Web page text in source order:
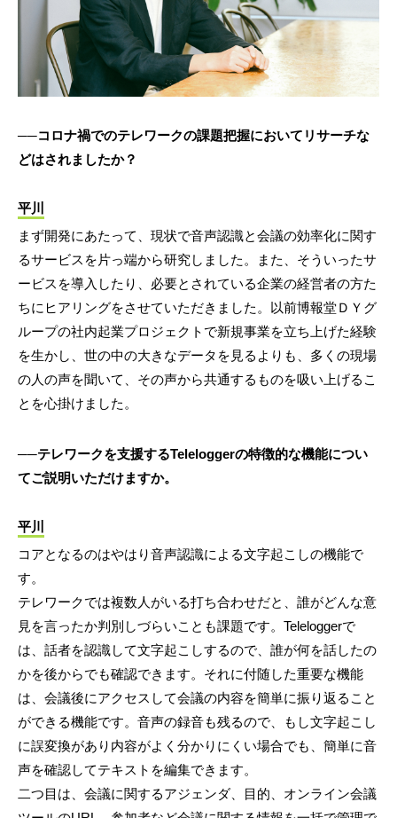
──コロナ禍でのテレワークの課題把握においてリサーチな
どはされましたか？
平川
まず開発にあたって、現状で音声認識と会議の効率化に関す
るサービスを片っ端から研究しました。また、そういったサ
ービスを導入したり、必要とされている企業の経営者の方た
ちにヒアリングをさせていただきました。以前博報堂ＤＹグ
ループの社内起業プロジェクトで新規事業を立ち上げた経験
を生かし、世の中の大きなデータを見るよりも、多くの現場
の人の声を聞いて、その声から共通するものを吸い上げるこ
とを心掛けました。
──テレワークを支援するTeleloggerの特徴的な機能につい
てご説明いただけますか。
平川
コアとなるのはやはり音声認識による文字起こしの機能で
す。
テレワークでは複数人がいる打ち合わせだと、誰がどんな意
見を言ったか判別しづらいことも課題です。Teleloggerで
は、話者を認識して文字起こしするので、誰が何を話したの
かを後からでも確認できます。それに付随した重要な機能
は、会議後にアクセスして会議の内容を簡単に振り返ること
ができる機能です。音声の録音も残るので、もし文字起こし
に誤変換があり内容がよく分かりにくい場合でも、簡単に音
声を確認してテキストを編集できます。
二つ目は、会議に関するアジェンダ、目的、オンライン会議